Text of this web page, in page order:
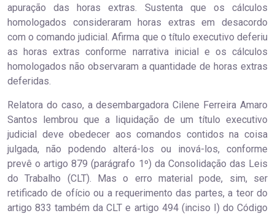
apuração das horas extras. Sustenta que os cálculos
homologados consideraram horas extras em desacordo
com o comando judicial. Afirma que o título executivo deferiu
as horas extras conforme narrativa inicial e os cálculos
homologados não observaram a quantidade de horas extras
deferidas.
Relatora do caso, a desembargadora Cilene Ferreira Amaro
Santos lembrou que a liquidação de um título executivo
judicial deve obedecer aos comandos contidos na coisa
julgada, não podendo alterá-los ou inová-los, conforme
prevê o artigo 879 (parágrafo 1º) da Consolidação das Leis
do Trabalho (CLT). Mas o erro material pode, sim, ser
retificado de ofício ou a requerimento das partes, a teor do
artigo 833 também da CLT e artigo 494 (inciso I) do Código